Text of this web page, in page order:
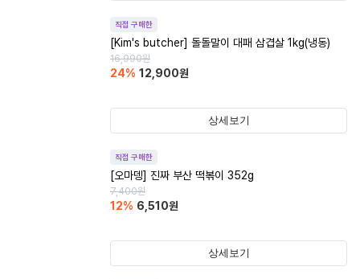
직접 구매한
[Kim's butcher] 돌돌말이 대패 삼겹살 1kg(냉동)
16,990원
24% 12,900원
상세보기
직접 구매한
[오마뎅] 진짜 부산 떡볶이 352g
7,400원
12% 6,510원
상세보기